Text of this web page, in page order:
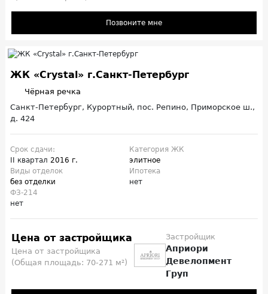
Позвоните мне
ЖК «Crystal» г.Санкт-Петербург
Чёрная речка
Санкт-Петербург, Курортный, пос. Репино, Приморское ш.,
д. 424
Срок сдачи:
II квартал 2016 г.
Категория ЖК
элитное
Виды отделок
без отделки
Ипотека
нет
ФЗ-214
нет
Цена от застройщика
Цена от застройщика
(Общая площадь: 70-271 м²)
Застройщик
Априори
Девелопмент
Груп